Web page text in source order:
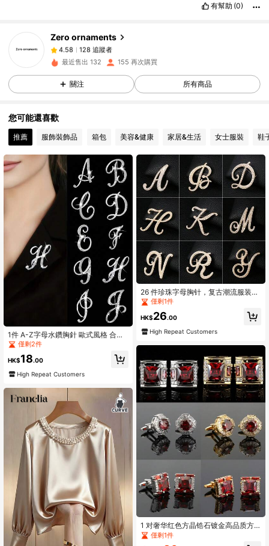
有幫助 (0)
Zero ornaments
4.58
128 追蹤者
followed1 day ago
4.58
128 追蹤者
4.58 128 追蹤者
4.58 128 追蹤者
最近售出 132 155 再次購買
關注 所有商品
您可能還喜歡
推薦 服飾裝飾品 箱包 美容&健康 家居&生活 女士服裝 鞋
1件 A-Z字母水鑽胸針 歐式風格 合金
材質 鑲嵌閃亮寶石 時尚別針 可搭配
與毛衣 適合日常通勤、商務會議、約
節萬聖節衣飾夾 可愛趣味 教師節禮物
僅剩2件
HK$18.00
High Repeat Customers
26 件珍珠字母胸针，复古潮流服装装
饰配件，防滑紧固件配件
僅剩1件
HK$26.00
High Repeat Customers
1 对奢华红色方晶锆石镀金高品质方
形水晶袖扣，男士正装配饰
僅剩1件